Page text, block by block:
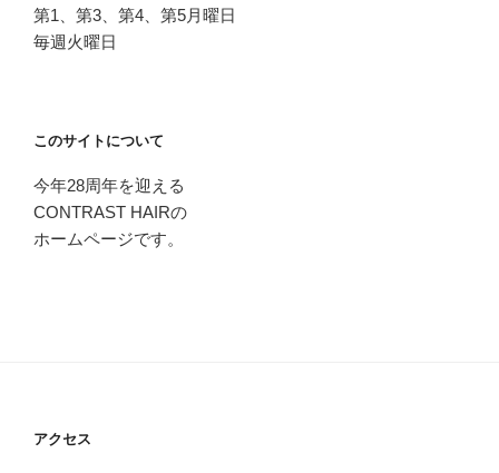
第1、第3、第4、第5月曜日
毎週火曜日
このサイトについて
今年28周年を迎える
CONTRAST HAIRの
ホームページです。
アクセス